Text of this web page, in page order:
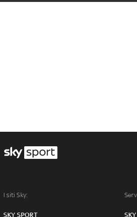
I siti Sky:
SKY SPORT